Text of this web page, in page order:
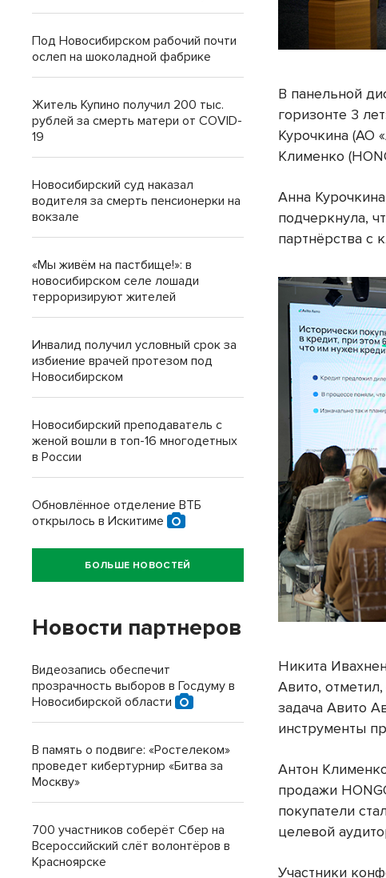
В панельной
горизонте 3
Курочкина (АО
Клименко
Анна
подчеркнула,
партнёрства с
Никита
Авито,
задача Авито
инструменты
Антон
продажи
покупатели
целевой
Участники
Под Новосибирском рабочий почти
ослеп на шоколадной фабрике
Житель Купино получил 200 тыс.
рублей за смерть матери от COVID-
19
Новосибирский суд наказал
водителя за смерть пенсионерки на
вокзале
«Мы живём на пастбище!»: в
новосибирском селе лошади
терроризируют жителей
Инвалид получил условный срок за
избиение врачей протезом под
Новосибирском
Новосибирский преподаватель с
женой вошли в топ-16 многодетных
в России
Обновлённое отделение ВТБ
открылось в Искитиме
БОЛЬШЕ НОВОСТЕЙ
Новости партнеров
Видеозапись обеспечит
прозрачность выборов в Госдуму в
Новосибирской области
В память о подвиге: «Ростелеком»
проведет кибертурнир «Битва за
Москву»
700 участников соберёт Сбер на
Всероссийский слёт волонтёров в
Красноярске